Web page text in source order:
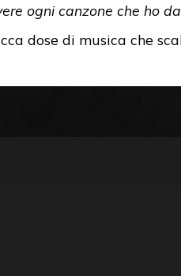
ogni canzone che ho
dose di musica che